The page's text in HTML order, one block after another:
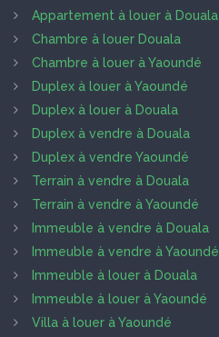
Appartement à louer à Douala
Chambre à louer Douala
Chambre à louer à Yaoundé
Duplex à louer à Yaoundé
Duplex à louer à Douala
Duplex à vendre à Douala
Duplex à vendre Yaoundé
Terrain à vendre à Douala
Terrain à vendre à Yaoundé
Immeuble à vendre à Douala
Immeuble à vendre à Yaoundé
Immeuble à louer à Douala
Immeuble à louer à Yaoundé
Villa à louer à Yaoundé